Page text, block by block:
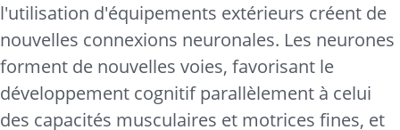
l'utilisation d'équipements extérieurs créent de
nouvelles connexions neuronales. Les neurones
forment de nouvelles voies, favorisant le
développement cognitif parallèlement à celui
des capacités musculaires et motrices fines, et